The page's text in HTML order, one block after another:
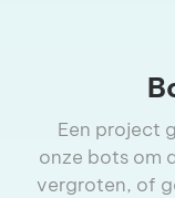
Een project
onze bots om
vergroten, of